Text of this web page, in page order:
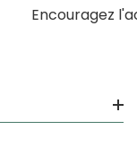
Encouragez